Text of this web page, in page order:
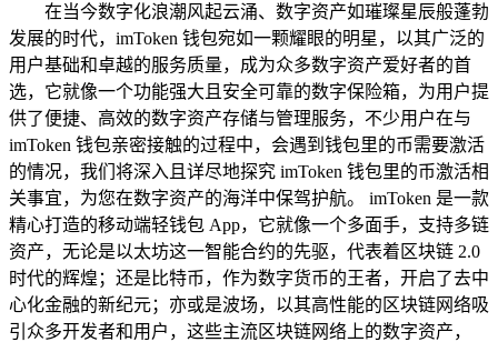
在当今数字化浪潮风起云涌、数字资产如璀璨星辰般蓬勃
发展的时代，imToken 钱包宛如一颗耀眼的明星，以其广泛的
用户基础和卓越的服务质量，成为众多数字资产爱好者的首
选，它就像一个功能强大且安全可靠的数字保险箱，为用户提
供了便捷、高效的数字资产存储与管理服务，不少用户在与
imToken 钱包亲密接触的过程中，会遇到钱包里的币需要激活
的情况，我们将深入且详尽地探究 imToken 钱包里的币激活相
关事宜，为您在数字资产的海洋中保驾护航。 imToken 是一款
精心打造的移动端轻钱包 App，它就像一个多面手，支持多链
资产，无论是以太坊这一智能合约的先驱，代表着区块链 2.0
时代的辉煌；还是比特币，作为数字货币的王者，开启了去中
心化金融的新纪元；亦或是波场，以其高性能的区块链网络吸
引众多开发者和用户，这些主流区块链网络上的数字资产，